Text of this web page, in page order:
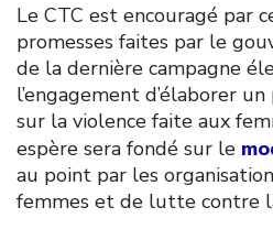
Le CTC est encouragé par
promesses faites par le
de la dernière campagne
l’engagement d’élaborer
sur la violence faite aux
espère sera fondé sur le
au point par les
femmes et de lutte contre